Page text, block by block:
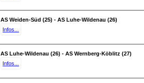
AS Weiden-Süd (25) - AS Luhe-Wildenau (26)
Infos...
AS Luhe-Wildenau (26) - AS Wernberg-Köblitz (27)
Infos...